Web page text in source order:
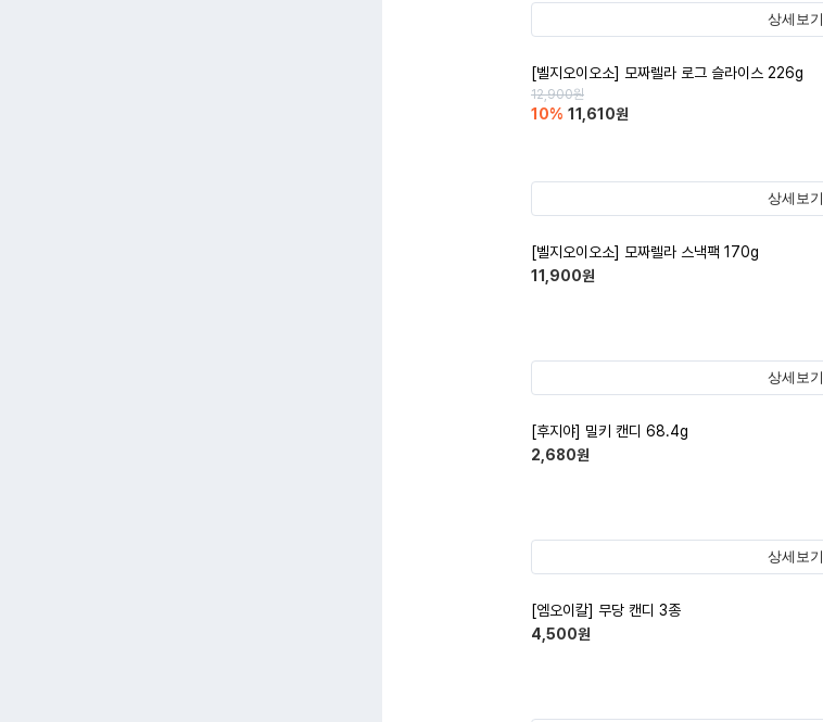
상세보기
[벨지오이오소] 모짜렐라 로그 슬라이스 226g
12,900원
10% 11,610원
상세보기
[벨지오이오소] 모짜렐라 스낵팩 170g
11,900원
상세보기
[후지야] 밀키 캔디 68.4g
2,680원
상세보기
[엠오이칼] 무당 캔디 3종
4,500원